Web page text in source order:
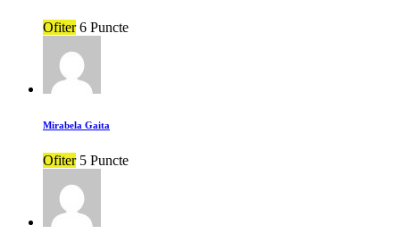
Ofiter 6 Puncte
Mirabela Gaita
Ofiter 5 Puncte